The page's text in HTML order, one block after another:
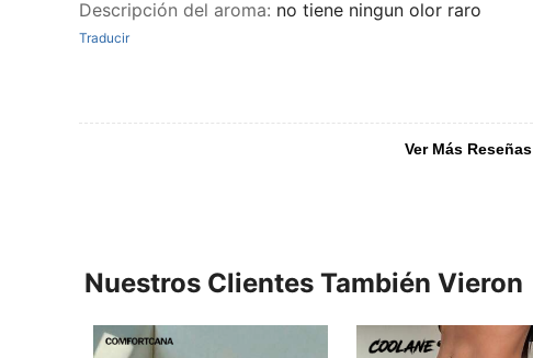
Descripción del aroma: no tiene ningun olor raro
Traducir
Ver Más Reseñas
Nuestros Clientes También Vieron